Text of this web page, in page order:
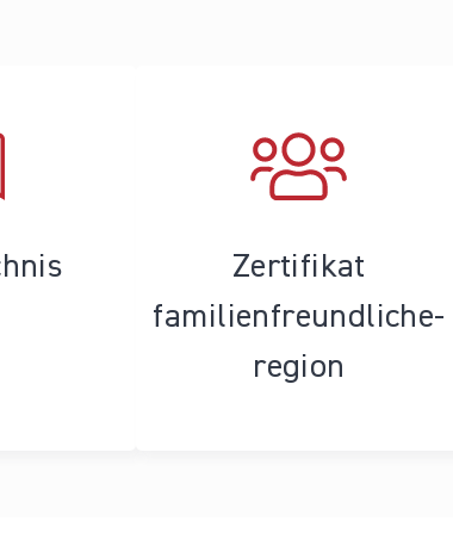
Zertifikat
familienfreundliche­
region